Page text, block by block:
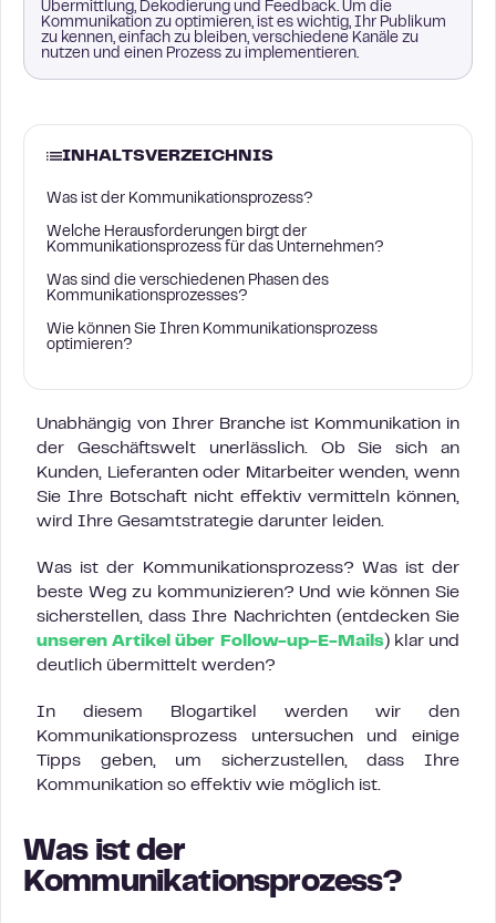
Übermittlung, Dekodierung und Feedback. Um die
Kommunikation zu optimieren, ist es wichtig, Ihr Publikum
zu kennen, einfach zu bleiben, verschiedene Kanäle zu
nutzen und einen Prozess zu implementieren.
INHALTSVERZEICHNIS
Was ist der Kommunikationsprozess?
Welche Herausforderungen birgt der
Kommunikationsprozess für das Unternehmen?
Was sind die verschiedenen Phasen des
Kommunikationsprozesses?
Wie können Sie Ihren Kommunikationsprozess
optimieren?
Unabhängig von Ihrer Branche ist Kommunikation in
der Geschäftswelt unerlässlich. Ob Sie sich an
Kunden, Lieferanten oder Mitarbeiter wenden, wenn
Sie Ihre Botschaft nicht effektiv vermitteln können,
wird Ihre Gesamtstrategie darunter leiden.
Was ist der Kommunikationsprozess? Was ist der
beste Weg zu kommunizieren? Und wie können Sie
sicherstellen, dass Ihre Nachrichten (entdecken Sie
unseren Artikel über Follow-up-E-Mails) klar und
deutlich übermittelt werden?
In diesem Blogartikel werden wir den
Kommunikationsprozess untersuchen und einige
Tipps geben, um sicherzustellen, dass Ihre
Kommunikation so effektiv wie möglich ist.
Was ist der
Kommunikationsprozess?